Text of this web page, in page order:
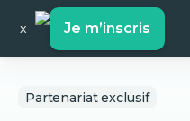
x Je m’inscris
Partenariat exclusif